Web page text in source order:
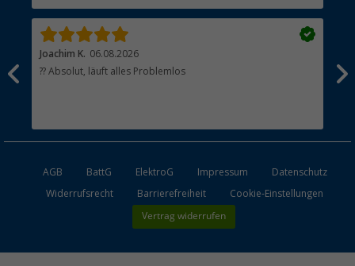
Joachim K. 06.08.2026
?? Absolut, läuft alles Problemlos
AGB BattG ElektroG Impressum
Datenschutz
Widerrufsrecht
Barrierefreiheit Cookie-Einstellungen
Vertrag widerrufen